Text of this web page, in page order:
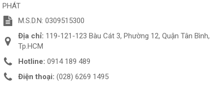
PHÁT
M.S.D.N: 0309515300
Địa chỉ: 119-121-123 Bàu Cát 3, Phường 12, Quận Tân Bình,
Tp.HCM
Hotline: 0914 189 489
Điện thoại: (028) 6269 1495